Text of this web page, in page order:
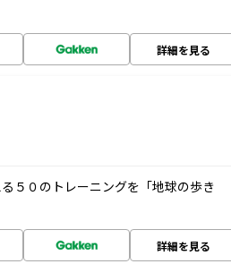
詳細を見る
５０のトレーニングを「地球の歩き
詳細を見る